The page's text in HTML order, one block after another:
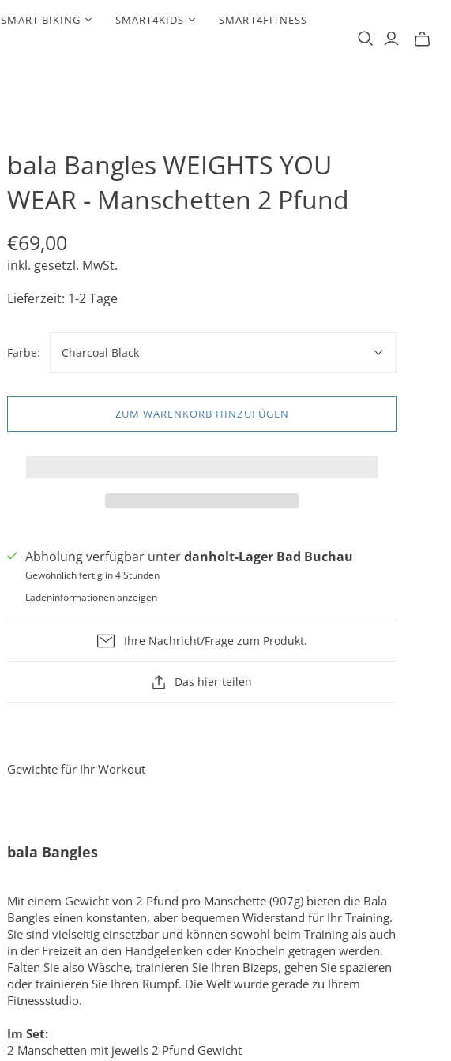
SMART BIKING SMART4KIDS SMART4FITNESS
bala Bangles WEIGHTS YOU
WEAR - Manschetten 2 Pfund
€69,00
inkl. gesetzl. MwSt.
Lieferzeit: 1-2 Tage
Farbe: Charcoal Black
ZUM WARENKORB HINZUFÜGEN
Abholung verfügbar unterdanholt-Lager Bad Buchau
Gewöhnlich fertig in 4 Stunden
Ladeninformationen anzeigen
Ihre Nachricht/Frage zum Produkt.
Das hier teilen
Gewichte für Ihr Workout
bala Bangles
Mit einem Gewicht von 2 Pfund pro Manschette (907g) bieten die Bala
Bangles einen konstanten, aber bequemen Widerstand für Ihr Training.
Sie sind vielseitig einsetzbar und können sowohl beim Training als auch
in der Freizeit an den Handgelenken oder Knöcheln getragen werden.
Falten Sie also Wäsche, trainieren Sie Ihren Bizeps, gehen Sie spazieren
oder trainieren Sie Ihren Rumpf. Die Welt wurde gerade zu Ihrem
Fitnessstudio.
Im Set:
2 Manschetten mit jeweils 2 Pfund Gewicht